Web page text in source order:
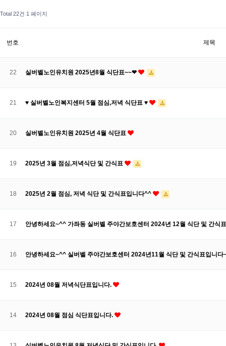
Total 22건 1 페이지
번호 제목
22 실버벨노인유치원 2025년8월 식단표~~❤
21 ♥ 실버벨노인복지센터 5월 점심,저녁 식단표 ♥
20 실버벨노인유치원 2025년 4월 식단표
19 2025년 3월 점심,저녁식단 및 간식표
18 2025년 2월 점심, 저녁 식단 및 간식표입니다^^
17 안녕하세요~^^ 가좌동 실버벨 주야간보호센터 2024년 12월 식단 및 간식
16 안녕하세요~^^ 실버벨 주야간보호센터 2024년11월 식단 및 간식표입니
15 2024년 08월 저녁식단표입니다.
14 2024년 08월 점심 식단표입니다.